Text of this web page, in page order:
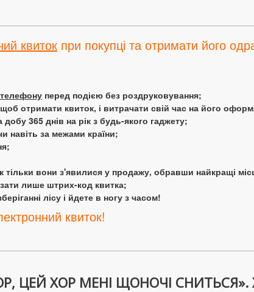
квиток при покупці та отримати його
перед подією без роздруковування;
отримати квиток, і витрачати свій час на його
365 днів на рік з будь-якого гаджету;
навіть за межами країни;
тільки вони з'явилися у продажу, обравши найкращі
лише штрих-код квитка;
лісу і йдете в ногу з часом!
квиток!
ЦЕЙ ХОР МЕНІ ЩОНОЧІ СНИТЬСЯ».